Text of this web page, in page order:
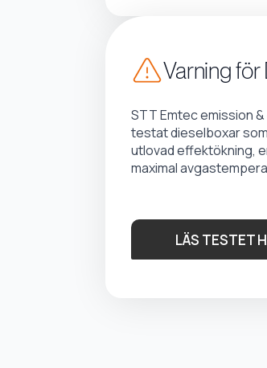
Varning
STT Emtec emission
testat dieselboxar
utlovad effektökning,
maximal
LÄS TESTET